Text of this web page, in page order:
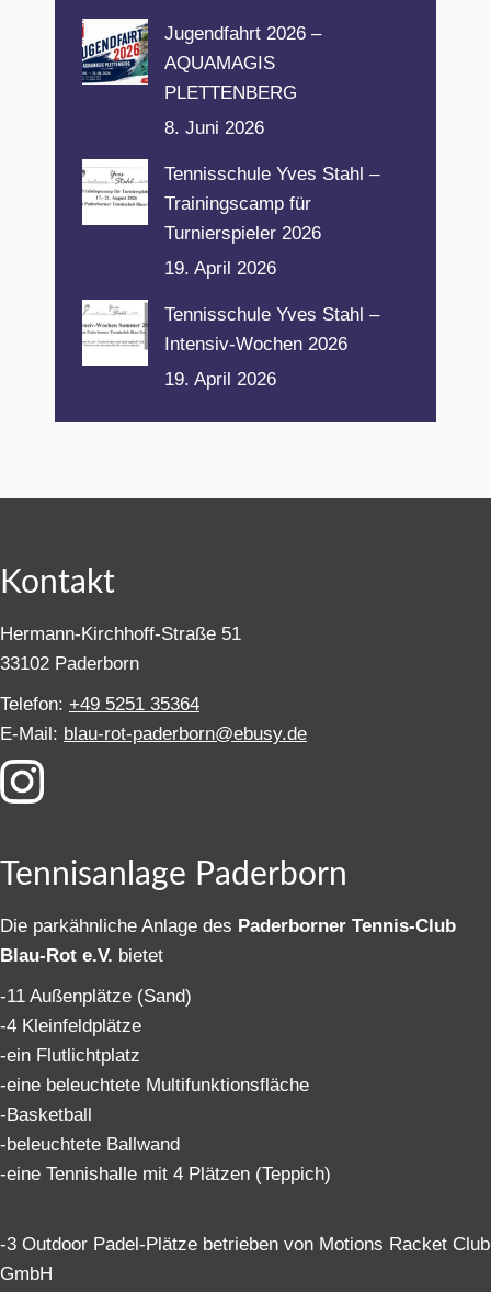
Jugendfahrt 2026 –
AQUAMAGIS
PLETTENBERG
8. Juni 2026
Tennisschule Yves Stahl –
Trainingscamp für
Turnierspieler 2026
19. April 2026
Tennisschule Yves Stahl –
Intensiv-Wochen 2026
19. April 2026
Kontakt
Hermann-Kirchhoff-Straße 51
33102 Paderborn
Telefon: +49 5251 35364
E-Mail: blau-rot-paderborn@ebusy.de
Tennisanlage Paderborn
Die parkähnliche Anlage des Paderborner Tennis-Club
Blau-Rot e.V. bietet
-11 Außenplätze (Sand)
-4 Kleinfeldplätze
-ein Flutlichtplatz
-eine beleuchtete Multifunktionsfläche
-Basketball
-beleuchtete Ballwand
-eine Tennishalle mit 4 Plätzen (Teppich)
-3 Outdoor Padel-Plätze betrieben von Motions Racket Club
GmbH